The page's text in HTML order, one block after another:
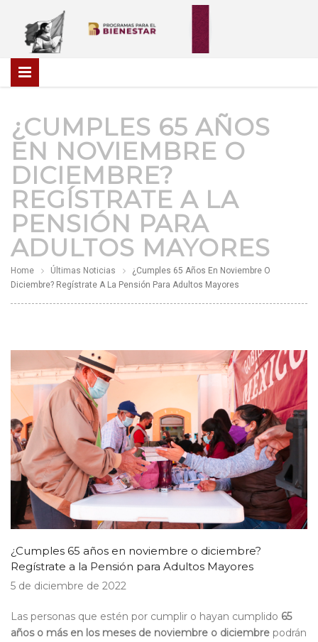
¿CUMPLES 65 AÑOS
EN NOVIEMBRE O
DICIEMBRE?
REGÍSTRATE A LA
PENSIÓN PARA
ADULTOS MAYORES
Home Últimas Noticias
¿Cumples 65 Años En Noviembre O
Diciembre? Regístrate A La Pensión Para Adultos Mayores
¿Cumples 65 años en noviembre o diciembre?
Regístrate a la Pensión para Adultos Mayores
5 de diciembre de 2022
Las personas que estén por cumplir o hayan cumplido 65
años o más en los meses de noviembre o diciembre podrán